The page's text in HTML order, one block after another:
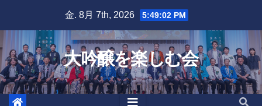
content
金. 8月 7th, 2026 5:49:03 PM
大吟醸を楽しむ会